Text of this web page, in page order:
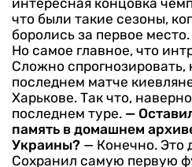
что были такие сезоны,
боролись за первое
Но самое главное, что
Сложно спрогнозировать,
последнем матче
Харькове. Так что,
последнем туре. —
память в домашнем
Украины? — Конечно. Это
Сохранил самую первую